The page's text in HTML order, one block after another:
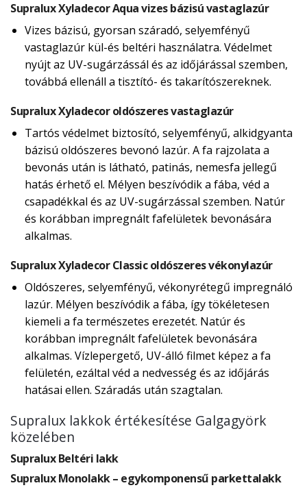
Supralux Xyladecor Aqua vizes bázisú vastaglazúr
Vizes bázisú, gyorsan száradó, selyemfényű
vastaglazúr kül-és beltéri használatra. Védelmet
nyújt az UV-sugárzássál és az időjárással szemben,
továbbá ellenáll a tisztító- és takarítószereknek.
Supralux Xyladecor oldószeres vastaglazúr
Tartós védelmet biztosító, selyemfényű, alkidgyanta
bázisú oldószeres bevonó lazúr. A fa rajzolata a
bevonás után is látható, patinás, nemesfa jellegű
hatás érhető el. Mélyen beszívódik a fába, véd a
csapadékkal és az UV-sugárzással szemben. Natúr
és korábban impregnált fafelületek bevonására
alkalmas.
Supralux Xyladecor Classic oldószeres vékonylazúr
Oldószeres, selyemfényű, vékonyrétegű impregnáló
lazúr. Mélyen beszívódik a fába, így tökéletesen
kiemeli a fa természetes erezetét. Natúr és
korábban impregnált fafelületek bevonására
alkalmas. Vízlepergető, UV-álló filmet képez a fa
felületén, ezáltal véd a nedvesség és az időjárás
hatásai ellen. Száradás után szagtalan.
Supralux lakkok értékesítése Galgagyörk
közelében
Supralux Beltéri lakk
Supralux Monolakk – egykomponensű parkettalakk